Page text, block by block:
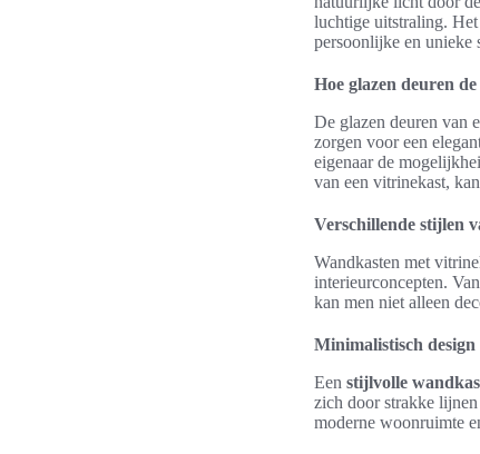
luchtige uitstraling.
persoonlijke en unieke
Hoe glazen deuren
De glazen deuren van
zorgen voor een
eigenaar de
van een vitrinekast,
Verschillende stijlen
Wandkasten met
interieurconcepten.
kan men niet alleen
Minimalistisch design
Een stijlvolle
zich door strakke
moderne woonruimte